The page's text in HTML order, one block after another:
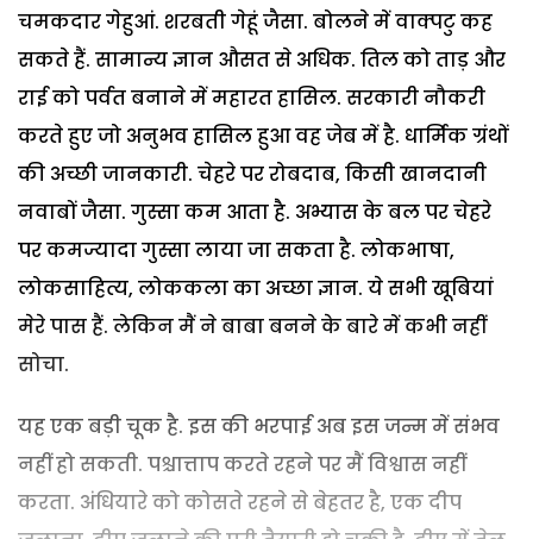
चमकदार गेहुआं. शरबती गेहूं जैसा. बोलने में वाक्पटु कह
सकते हैं. सामान्य ज्ञान औसत से अधिक. तिल को ताड़ और
राई को पर्वत बनाने में महारत हासिल. सरकारी नौकरी
करते हुए जो अनुभव हासिल हुआ वह जेब में है. धार्मिक ग्रंथों
की अच्छी जानकारी. चेहरे पर रोबदाब, किसी खानदानी
नवाबों जैसा. गुस्सा कम आता है. अभ्यास के बल पर चेहरे
पर कमज्यादा गुस्सा लाया जा सकता है. लोकभाषा,
लोकसाहित्य, लोककला का अच्छा ज्ञान. ये सभी खूबियां
मेरे पास हैं. लेकिन मैं ने बाबा बनने के बारे में कभी नहीं
सोचा.
यह एक बड़ी चूक है. इस की भरपाई अब इस जन्म में संभव
नहीं हो सकती. पश्चात्ताप करते रहने पर मैं विश्वास नहीं
करता. अंधियारे को कोसते रहने से बेहतर है, एक दीप